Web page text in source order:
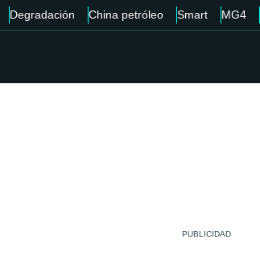
Degradación China petróleo Smart MG4